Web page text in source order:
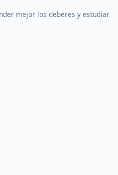
mejor los deberes y estudiar